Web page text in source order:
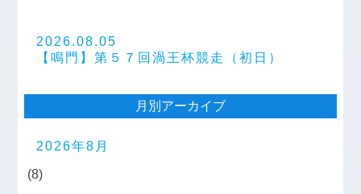
2026.08.05
【鳴門】第５７回渦王杯競走（初日）
月別アーカイブ
2026年8月
(8)